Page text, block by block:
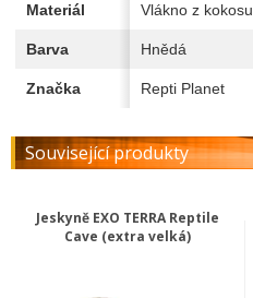
Materiál Vlákno z kokosu
Barva Hnědá
Značka Repti Planet
Související produkty
Jeskyně EXO TERRA Reptile
Cave (extra velká)